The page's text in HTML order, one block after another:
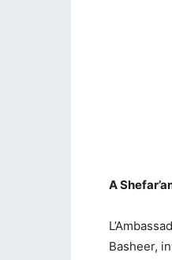
A
Basheer,